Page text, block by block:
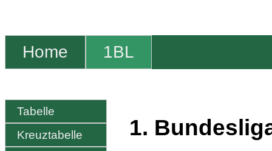
Home 1BL
Tabelle
Kreuztabelle
1.